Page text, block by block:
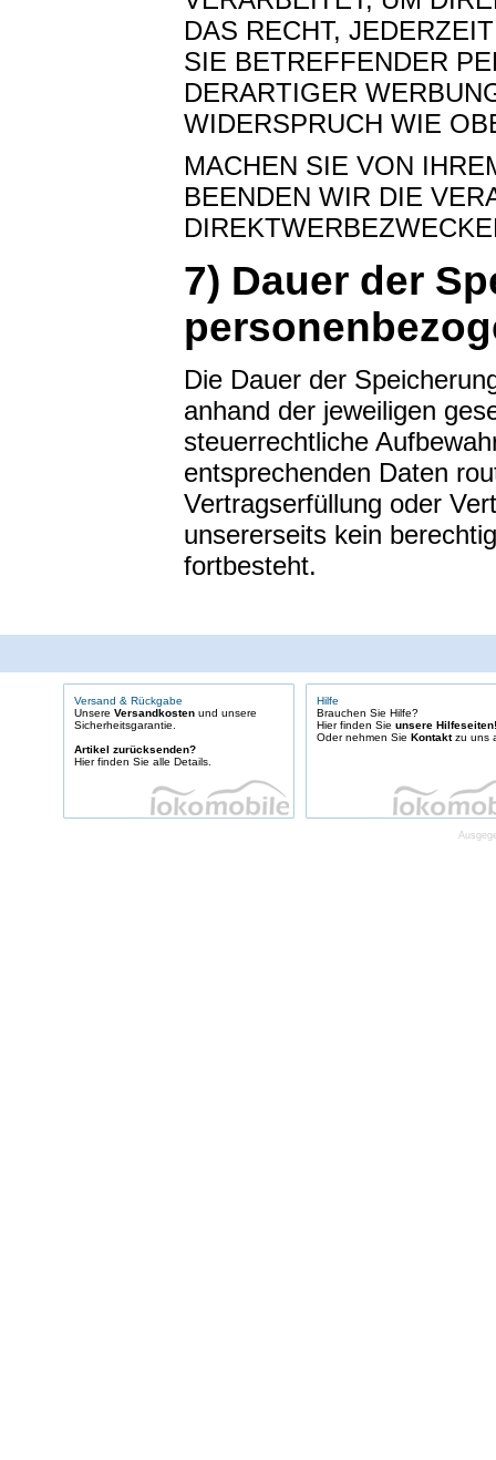
DAS RECHT,
SIE BETREFFENDER
DERARTIGER
WIDERSPRUCH WIE
MACHEN SIE VON
BEENDEN WIR DIE
7) Dauer der
Die Dauer der
anhand der jeweiligen
steuerrechtliche
entsprechenden Daten
Vertragserfüllung oder
unsererseits kein
fortbesteht.
Versand & Rückgabe
Unsere Versandkosten und unsere
Sicherheitsgarantie.
Artikel zurücksenden?
Hier finden Sie alle Details.
Hilfe
Brauchen Sie Hilfe?
Hier finden Sie unsere Hilfeseiten!
Oder nehmen Sie Kontaktzu uns